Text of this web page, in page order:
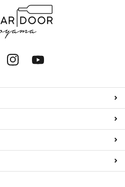
InstagramYouTube